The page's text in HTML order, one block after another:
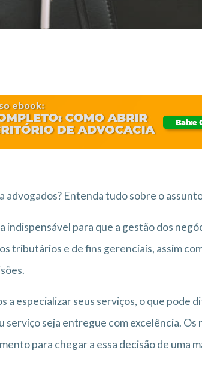
Entenda tudo sobre o
para que a gestão dos
tributários e de fins gerenciais, assim
especializar seus serviços, o que pode
seja entregue com excelência. Os
para chegar a essa decisão de uma